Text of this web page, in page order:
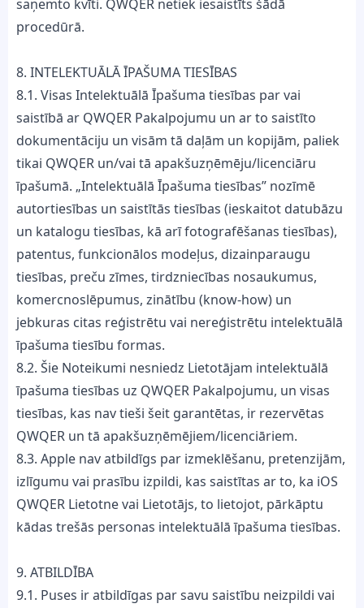
saņemto kvīti. QWQER netiek iesaistīts šādā
procedūrā.
8. INTELEKTUĀLĀ ĪPAŠUMA TIESĪBAS
8.1. Visas Intelektuālā Īpašuma tiesības par vai
saistībā ar QWQER Pakalpojumu un ar to saistīto
dokumentāciju un visām tā daļām un kopijām, paliek
tikai QWQER un/vai tā apakšuzņēmēju/licenciāru
īpašumā. „Intelektuālā Īpašuma tiesības” nozīmē
autortiesības un saistītās tiesības (ieskaitot datubāzu
un katalogu tiesības, kā arī fotografēšanas tiesības),
patentus, funkcionālos modeļus, dizainparaugu
tiesības, preču zīmes, tirdzniecības nosaukumus,
komercnoslēpumus, zinātību (know-how) un
jebkuras citas reģistrētu vai nereģistrētu intelektuālā
īpašuma tiesību formas.
8.2. Šie Noteikumi nesniedz Lietotājam intelektuālā
īpašuma tiesības uz QWQER Pakalpojumu, un visas
tiesības, kas nav tieši šeit garantētas, ir rezervētas
QWQER un tā apakšuzņēmējiem/licenciāriem.
8.3. Apple nav atbildīgs par izmeklēšanu, pretenzijām,
izlīgumu vai prasību izpildi, kas saistītas ar to, ka iOS
QWQER Lietotne vai Lietotājs, to lietojot, pārkāptu
kādas trešās personas intelektuālā īpašuma tiesības.
9. ATBILDĪBA
9.1. Puses ir atbildīgas par savu saistību neizpildi vai